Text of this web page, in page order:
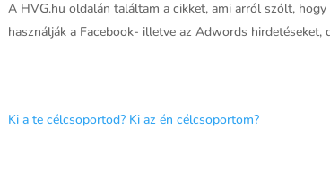
A HVG.hu oldalán találtam a cikket, ami arról szólt,
használják a Facebook- illetve az Adwords hirdetéseket,
Ki a te célcsoportod? Ki az én célcsoportom?